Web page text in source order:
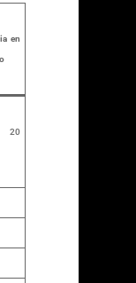
en
20